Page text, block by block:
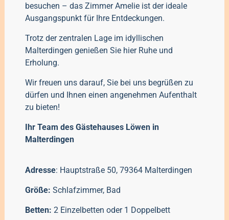
besuchen – das Zimmer Amelie ist der ideale
Ausgangspunkt für Ihre Entdeckungen.
Trotz der zentralen Lage im idyllischen
Malterdingen genießen Sie hier Ruhe und
Erholung.
Wir freuen uns darauf, Sie bei uns begrüßen zu
dürfen und Ihnen einen angenehmen Aufenthalt
zu bieten!
Ihr Team des Gästehauses Löwen in
Malterdingen
Adresse: Hauptstraße 50, 79364 Malterdingen
Größe: Schlafzimmer, Bad
Betten: 2 Einzelbetten oder 1 Doppelbett